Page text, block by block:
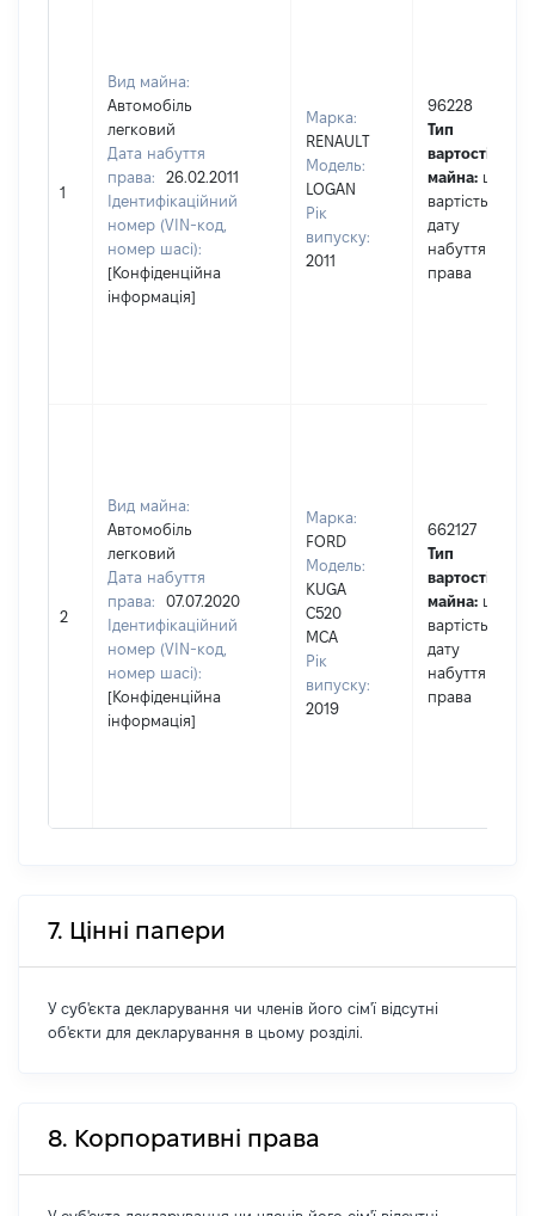
1
Вид майна:
Автомобіль
легковий
Дата набуття
права:
26.02.2011
Ідентифікаційний
номер (VIN-код,
номер шасі):
[Конфіденційна
інформація]
Марка:
RENAULT
Модель:
LOGAN
Рік
випуску:
2011
96228
Тип
вартості
майна: це
вартість на
дату
набуття
права
2
Вид майна:
Автомобіль
легковий
Дата набуття
права:
07.07.2020
Ідентифікаційний
номер (VIN-код,
номер шасі):
[Конфіденційна
інформація]
Марка:
FORD
Модель:
KUGA
С520
МСА
Рік
випуску:
2019
662127
Тип
вартості
майна: це
вартість на
дату
набуття
права
7. Цінні папери
У суб'єкта декларування чи членів його сім'ї відсутні
об'єкти для декларування в цьому розділі.
8. Корпоративні права